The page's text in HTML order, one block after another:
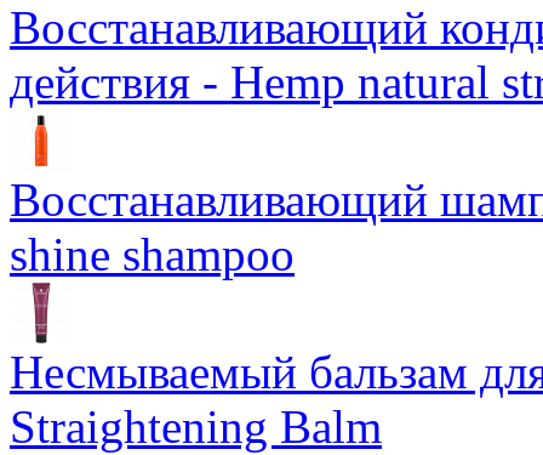
Восстанавливающий
действия - Hemp natural
Восстанавливающий
shine shampoo
Несмываемый бальзам
Straightening Balm